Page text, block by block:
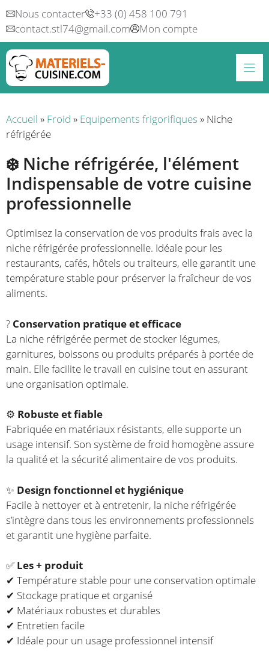
Aller
au
contenu
Nous contacter
+33 (0) 458 100 791
contact.stl74@gmail.com
Mon compte
Accueil » Froid » Equipements frigorifiques » Niche
réfrigérée
❄️ Niche réfrigérée, l'élément
Indispensable de votre cuisine
professionnelle
Optimisez la conservation de vos produits frais avec la
niche réfrigérée professionnelle. Idéale pour les
restaurants, cafés, hôtels ou traiteurs, elle garantit une
température stable pour préserver la fraîcheur de vos
aliments.
? Conservation pratique et efficace
La niche réfrigérée permet de stocker légumes,
garnitures, boissons ou produits préparés à portée de
main. Elle facilite le travail en cuisine tout en assurant
une organisation optimale.
⚙️ Robuste et fiable
Fabriquée en matériaux résistants, elle supporte un
usage intensif. Son système de froid homogène assure
la qualité et la sécurité alimentaire de vos produits.
✨ Design fonctionnel et hygiénique
Facile à nettoyer et à entretenir, la niche réfrigérée
s’intègre dans tous les environnements professionnels
et garantit une hygiène parfaite.
✅ Les + produit
✔ Température stable pour une conservation optimale
✔ Stockage pratique et organisé
✔ Matériaux robustes et durables
✔ Entretien facile
✔ Idéale pour un usage professionnel intensif